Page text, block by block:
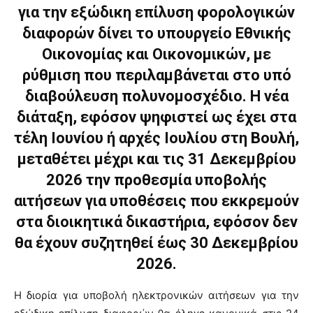
για την εξώδικη επίλυση φορολογικών
διαφορών δίνει το υπουργείο Εθνικής
Οικονομίας και Οικονομικών, με
ρύθμιση που περιλαμβάνεται στο υπό
διαβούλευση πολυνομοσχέδιο. Η νέα
διάταξη, εφόσον ψηφιστεί ως έχει στα
τέλη Ιουνίου ή αρχές Ιουλίου στη Βουλή,
μεταθέτει μέχρι και τις 31 Δεκεμβρίου
2026 την προθεσμία υποβολής
αιτήσεων για υποθέσεις που εκκρεμούν
στα διοικητικά δικαστήρια, εφόσον δεν
θα έχουν συζητηθεί έως 30 Δεκεμβρίου
2026.
Η διορία για υποβολή ηλεκτρονικών αιτήσεων για την